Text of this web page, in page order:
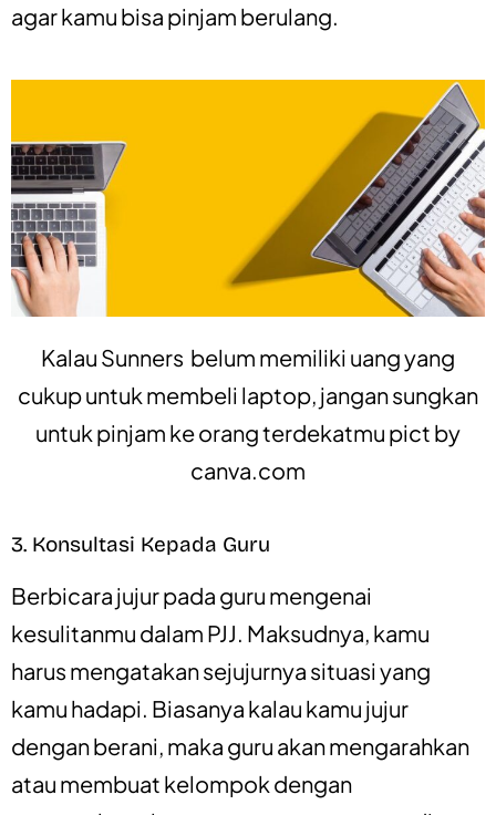
agar kamu bisa pinjam berulang.
Kalau Sunners belum memiliki uang yang
cukup untuk membeli laptop, jangan sungkan
untuk pinjam ke orang terdekatmu pict by
canva.com
3. Konsultasi Kepada Guru
Berbicara jujur pada guru mengenai
kesulitanmu dalam PJJ. Maksudnya, kamu
harus mengatakan sejujurnya situasi yang
kamu hadapi. Biasanya kalau kamu jujur
dengan berani, maka guru akan mengarahkan
atau membuat kelompok dengan